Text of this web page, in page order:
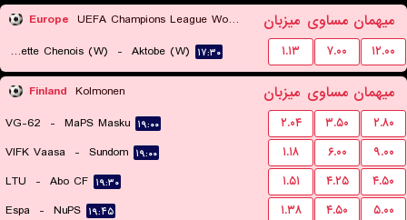
Europe UEFA Champions League Women Qualification میزبان مساوی میهمان
Servette Chenois (W) - Aktobe (W) ۱۷:۳۰ ۱.۱۳ ۷.۰۰ ۱۲.۰۰
Finland Kolmonen میزبان مساوی میهمان
VG-62 - MaPS Masku ۱۹:۰۰ ۲.۰۴ ۳.۵۰
۲.۸۰
VIFK Vaasa - Sundom ۱۹:۰۰ ۱.۱۸ ۶.۰۰
۹.۰۰
LTU - Abo CF ۱۹:۳۰ ۱.۵۱ ۴.۲۵
۴.۵۰
Espa - NuPS ۱۹:۴۵ ۱.۳۸ ۴.۵۰
۵.۰۰